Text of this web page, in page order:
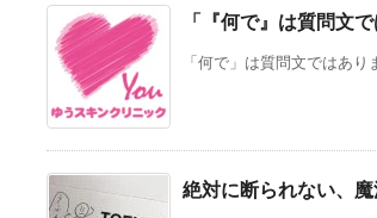
「『何で』は質問文で
「何で」は質問文ではあ
絶対に断られない、